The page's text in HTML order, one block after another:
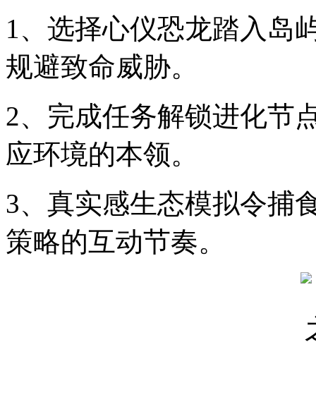
1、选择心仪恐龙踏入岛
规避致命威胁。
2、完成任务解锁进化节
应环境的本领。
3、真实感生态模拟令捕
策略的互动节奏。